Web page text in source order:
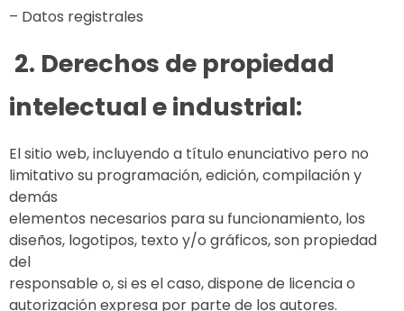
– Datos registrales
2. Derechos de propiedad
intelectual e industrial:
El sitio web, incluyendo a título enunciativo pero no
limitativo su programación, edición, compilación y
demás
elementos necesarios para su funcionamiento, los
diseños, logotipos, texto y/o gráficos, son propiedad
del
responsable o, si es el caso, dispone de licencia o
autorización expresa por parte de los autores.